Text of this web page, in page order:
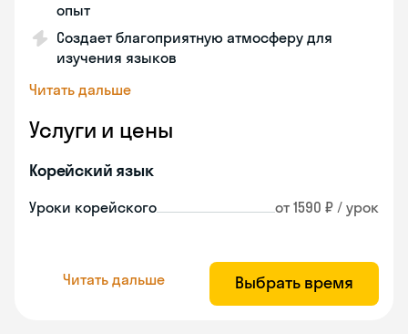
опыт
Создает благоприятную атмосферу для
изучения языков
Читать дальше
Услуги и цены
Корейский язык
Уроки корейского от 1590 ₽ / урок
Читать дальше Выбрать время